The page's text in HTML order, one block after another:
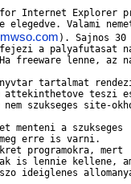
for Internet Explorer
elegedve. Valami
). Sajnos 30
a palyafutasat
freeware lenne, az
tartalmat
attekinthetove teszi
szukseges site-
menteni a szukseges
meg erre is varni.
programokra, mert
is lennie kellene,
ideiglenes